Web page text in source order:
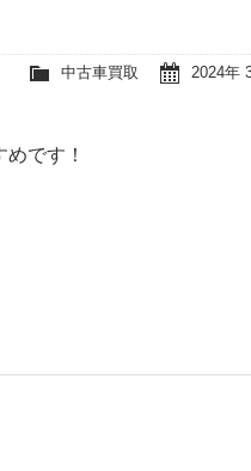
2024年
中古車買取
です！